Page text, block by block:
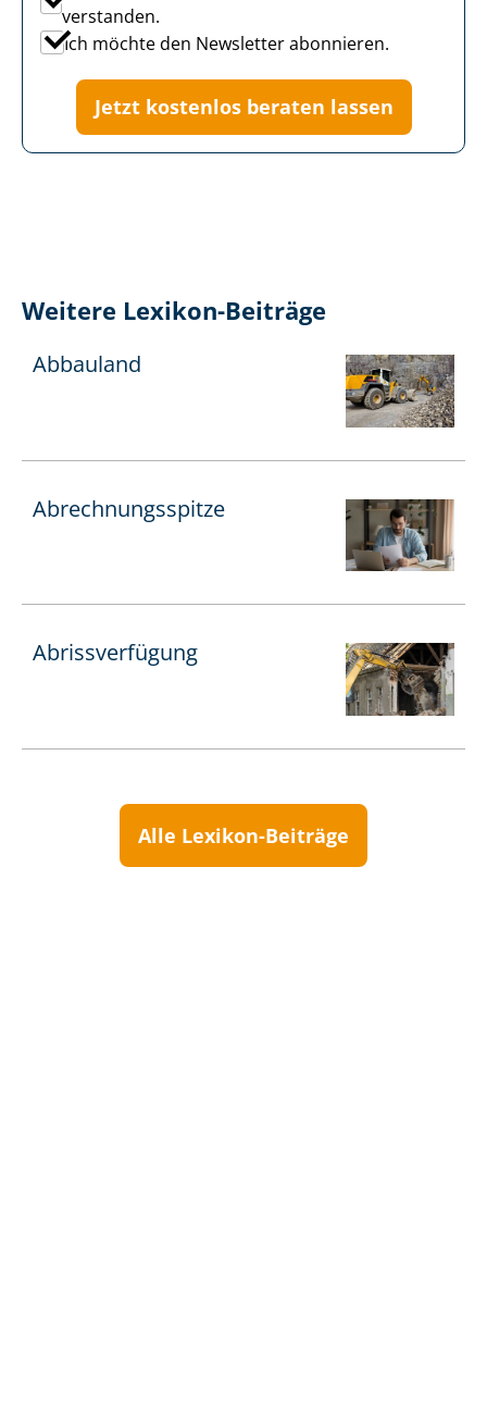
verstanden.
Ich möchte den Newsletter abonnieren.
Jetzt kostenlos beraten lassen
Weitere Lexikon-Beiträge
Abbauland
Ab­rech­nungs­spit­ze
Abrissverfügung
Alle Lexikon-Beiträge